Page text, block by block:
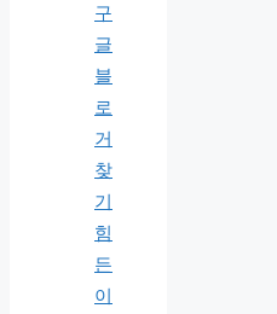
구
글
블
로
거
찾
기
힘
든
이